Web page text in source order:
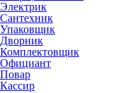
Электрик
Сантехник
Упаковщик
Дворник
Комплектовщик
Официант
Повар
Кассир